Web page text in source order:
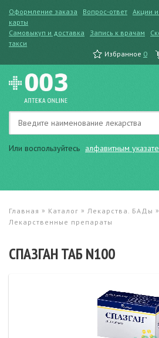
Оформление заказа Вопрос-ответ Акции
карты
Самовыкуп и доставка
Запись к врачам
такси
Избранное 0
Или воспользуйтесь алфавитным
Главная » Каталог » Лекарства. БАДы »
Лекарственные препараты
СПАЗГАН ТАБ N100